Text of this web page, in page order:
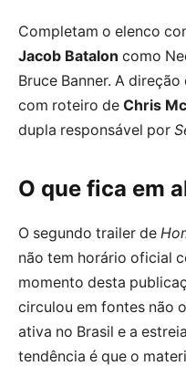
Completam o elenco
Jacob Batalon como
Bruce Banner. A direção
com roteiro de Chris
dupla responsável por
O que fica em
O segundo trailer de
não tem horário oficial
momento desta
circulou em fontes não
ativa no Brasil e a
tendência é que o